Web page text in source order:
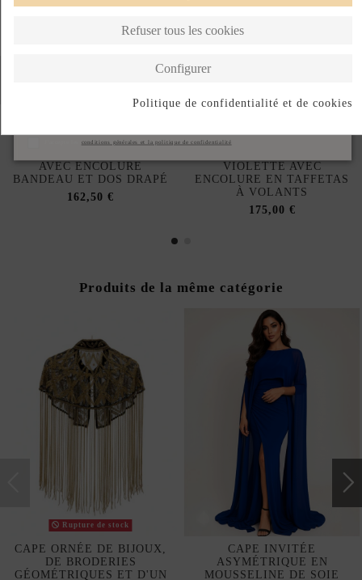
AVEC ENCOLURE
BANDEAU ET DOS DRAPÉ
162,50 €
VIOLETTE AVEC
ENCOLURE EN TAFFETAS
À VOLANTS
175,00 €
Produits de la même catégorie
Rupture de stock
CAPE ORNÉE DE BIJOUX,
DE BRODERIES
GÉOMÉTRIQUES ET D'UN
CAPE INVITÉE
ASYMÉTRIQUE EN
MOUSSELINE DE SOIE
conditions générales et la politique de confidentialité
Refuser tous les cookies
Configurer
Politique de confidentialité et de cookies